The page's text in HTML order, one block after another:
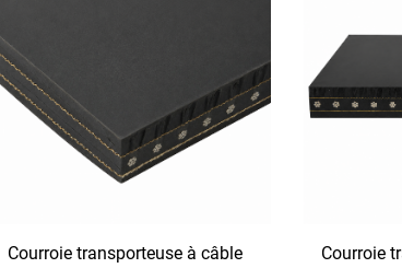
Courroie transporteuse à câble
Courroie